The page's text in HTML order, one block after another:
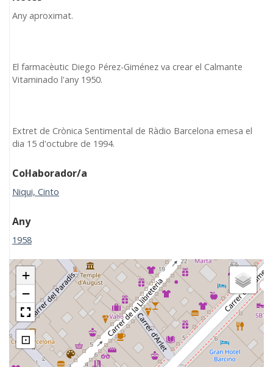
Any aproximat.
El farmacèutic Diego Pérez-Giménez va crear el Calmante
Vitaminado l'any 1950.
Extret de Crònica Sentimental de Ràdio Barcelona emesa el
dia 15 d'octubre de 1994.
Col·laborador/a
Niqui, Cinto
Any
1958
+
−
⊡